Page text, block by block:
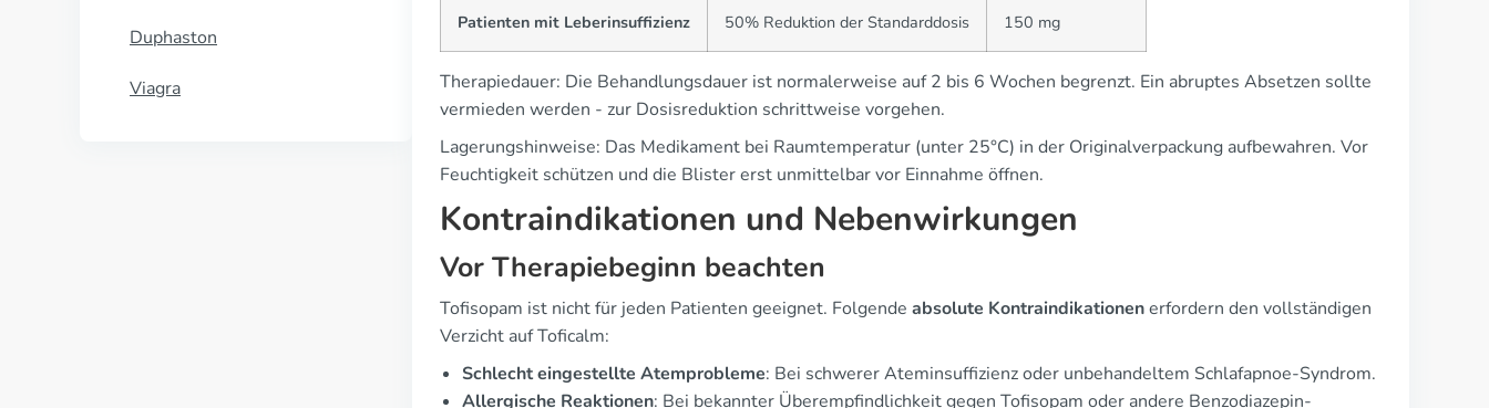
Duphaston
Viagra
Patienten mit Leberinsuffizienz 50% Reduktion der Standarddosis 150 mg
Therapiedauer: Die Behandlungsdauer ist normalerweise auf 2 bis 6 Wochen begrenzt. Ein abruptes Absetzen sollte
vermieden werden - zur Dosisreduktion schrittweise vorgehen.
Lagerungshinweise: Das Medikament bei Raumtemperatur (unter 25°C) in der Originalverpackung aufbewahren. Vor
Feuchtigkeit schützen und die Blister erst unmittelbar vor Einnahme öffnen.
Kontraindikationen und Nebenwirkungen
Vor Therapiebeginn beachten
Tofisopam ist nicht für jeden Patienten geeignet. Folgende absolute Kontraindikationenerfordern den vollständigen
Verzicht auf Toficalm:
Schlecht eingestellte Atemprobleme: Bei schwerer Ateminsuffizienz oder unbehandeltem Schlafapnoe-Syndrom.
Allergische Reaktionen: Bei bekannter Überempfindlichkeit gegen Tofisopam oder andere Benzodiazepin-